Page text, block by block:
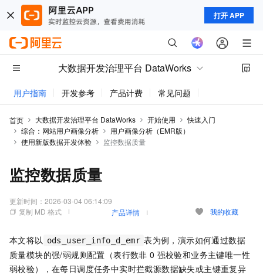
打开 APP
大数据开发治理平台 DataWorks
用户指南 开发参考 产品计费 常见问题
首页 大数据开发治理平台 DataWorks 开始使用
快速入门
综合：网站用户画像分析
用户画像分析（EMR版）
使用新版数据开发体验
监控数据质量
监控数据质量
更新时间： 2026-03-04 06:14:09
复制 MD 格式
产品详情 我的收藏
本文将以 ods_user_info_d_emr 表为例，演示如何通过数据
质量模块的强/弱规则配置（表行数非 0 强校验和业务主键唯一性
弱校验），在每日调度任务中实时拦截源数据缺失或主键重复异